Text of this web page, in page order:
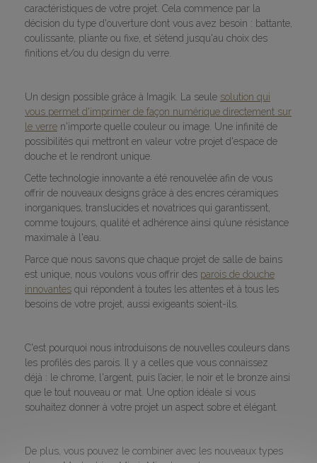
caractéristiques de votre projet. Cela commence par la
décision du type d'ouverture dont vous avez besoin : battante,
coulissante, pliante ou fixe, et s’étend jusqu'au choix des
finitions et/ou du design du verre.
Un design possible grâce à Imagik. La seule solution qui
vous permet d'imprimer de façon numérique directement sur
le verre n'importe quelle couleur ou image. Une infinité de
possibilités qui mettront en valeur votre projet d'espace de
douche et le rendront unique.
Cette technologie innovante a été renouvelée afin de vous
offrir de nouveaux designs grâce à des encres céramiques
inorganiques, translucides et novatrices qui garantissent,
comme toujours, qualité et adhérence ainsi qu’une résistance
maximale à l'eau.
Parce que nous savons que chaque projet de salle de bains
est unique, nous voulons vous offrir des parois de douche
innovantes qui répondent à toutes les attentes et à tous les
besoins de votre projet, aussi exigeants soient-ils.
C'est pourquoi nous introduisons de nouvelles couleurs dans
les profilés des parois. Il y a celles que vous connaissez
déjà : le chrome, l'argent, puis l’acier, le noir et le bronze ainsi
que le tout nouveau or mat. Une option idéale si vous
souhaitez donner à votre projet un aspect sobre et élégant.
De plus, vous pouvez le combiner avec les nouveaux types